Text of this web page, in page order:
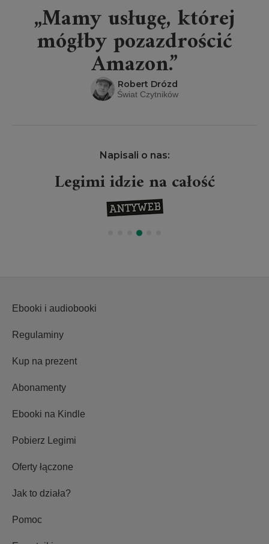
„Mamy usługę, której
mógłby pozazdrościć
Amazon.”
Robert Drózd
Świat Czytników
Napisali o nas:
Legimi idzie na całość
Ebooki i audiobooki
Regulaminy
Kup na prezent
Abonamenty
Ebooki na Kindle
Pobierz Legimi
Oferty łączone
Jak to działa?
Pomoc